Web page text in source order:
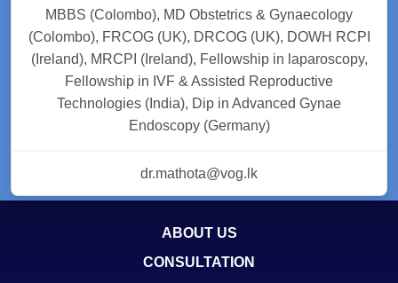
MBBS (Colombo), MD Obstetrics & Gynaecology
(Colombo), FRCOG (UK), DRCOG (UK), DOWH RCPI
(Ireland), MRCPI (Ireland), Fellowship in laparoscopy,
Fellowship in IVF & Assisted Reproductive
Technologies (India), Dip in Advanced Gynae
Endoscopy (Germany)
dr.mathota@vog.lk
ABOUT US
CONSULTATION